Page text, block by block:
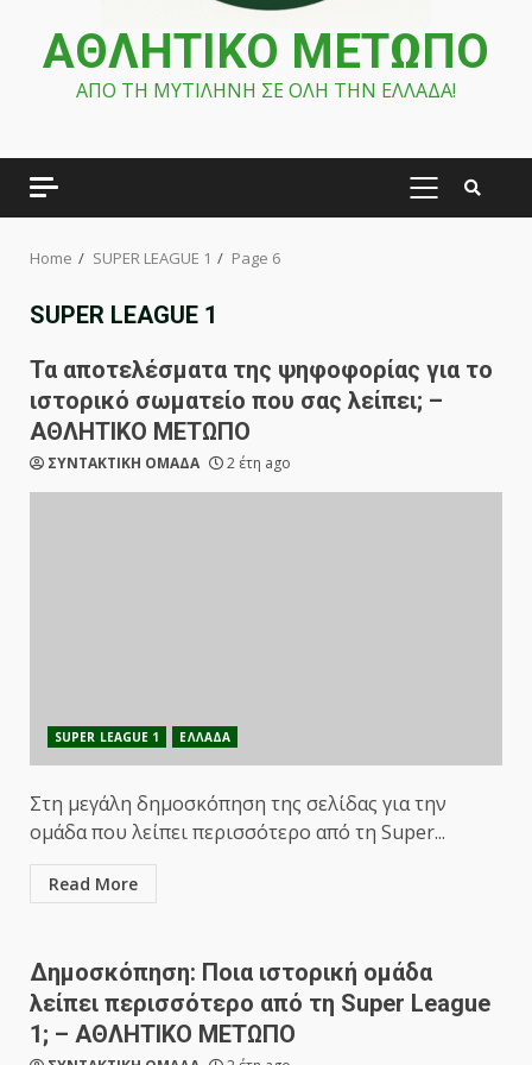
ΑΘΛΗΤΙΚΟ ΜΕΤΩΠΟ
ΑΠΟ ΤΗ ΜΥΤΙΛΗΝΗ ΣΕ ΟΛΗ ΤΗΝ ΕΛΛΑΔΑ!
PRIMARY
Home SUPER LEAGUE 1 Page 6
SUPER LEAGUE 1
Τα αποτελέσματα της ψηφοφορίας για το
ιστορικό σωματείο που σας λείπει; –
ΑΘΛΗΤΙΚΟ ΜΕΤΩΠΟ
ΣΥΝΤΑΚΤΙΚΗ ΟΜΑΔΑ 2 έτη ago
SUPER LEAGUE 1 ΕΛΛΑΔΑ
Στη μεγάλη δημοσκόπηση της σελίδας για την
ομάδα που λείπει περισσότερο από τη Super...
Read More
Δημοσκόπηση: Ποια ιστορική ομάδα
λείπει περισσότερο από τη Super League
1; – ΑΘΛΗΤΙΚΟ ΜΕΤΩΠΟ